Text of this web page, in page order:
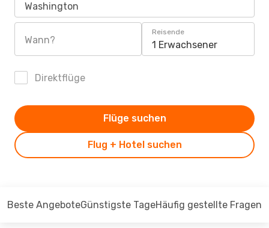
Washington
Wann?
Reisende
1 Erwachsener
Direktflüge
Flug + Hotel suchen
Flüge suchen
Beste AngeboteGünstigste TageHäufig gestellte Fragen